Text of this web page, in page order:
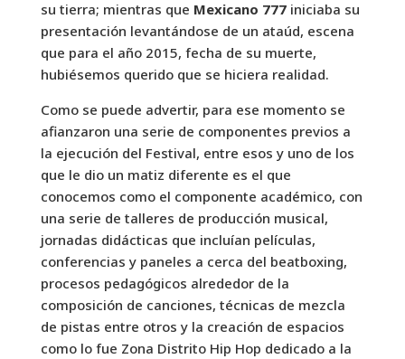
su tierra; mientras que Mexicano 777iniciaba su
presentación levantándose de un ataúd, escena
que para el año 2015, fecha de su muerte,
hubiésemos querido que se hiciera realidad.
Como se puede advertir, para ese momento se
afianzaron una serie de componentes previos a
la ejecución del Festival, entre esos y uno de los
que le dio un matiz diferente es el que
conocemos como el componente académico, con
una serie de talleres de producción musical,
jornadas didácticas que incluían películas,
conferencias y paneles a cerca del beatboxing,
procesos pedagógicos alrededor de la
composición de canciones, técnicas de mezcla
de pistas entre otros y la creación de espacios
como lo fue Zona Distrito Hip Hop dedicado a la